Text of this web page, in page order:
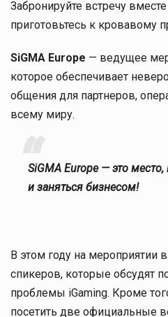
Забронируйте встречу
приготовьтесь к кровавому
SiGMA Europe — ведущее
которое обеспечивает
общения для партнеров,
всему миру.
SiGMA Europe — это
и заняться бизнесом!
В этом году на мероприятии
спикеров, которые обсудят
проблемы iGaming. Кроме
посетить две официальные